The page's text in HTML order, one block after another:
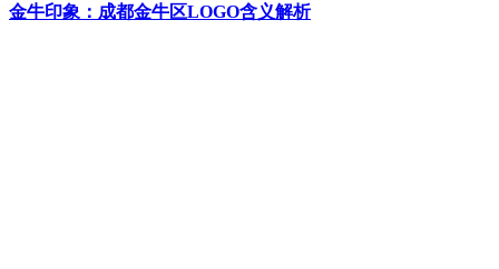
金牛印象：成都金牛区LOGO含义解析